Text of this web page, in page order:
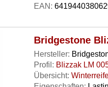
EAN:
Bridgestone
Hersteller:
Profil: Blizzak LM
Übersicht: